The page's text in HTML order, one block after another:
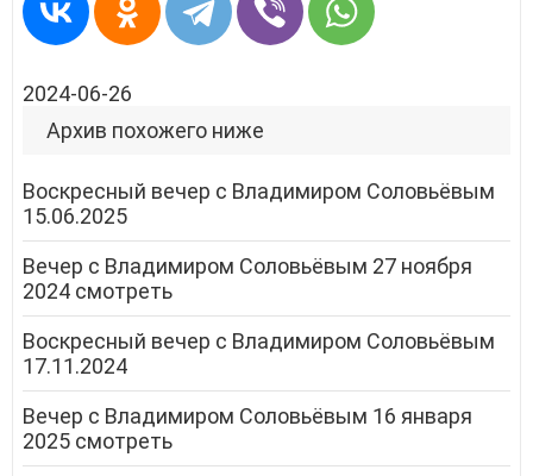
2024-06-26
Архив похожего ниже
Воскресный вечер с Владимиром Соловьёвым
15.06.2025
Вечер с Владимиром Соловьёвым 27 ноября
2024 смотреть
Воскресный вечер с Владимиром Соловьёвым
17.11.2024
Вечер с Владимиром Соловьёвым 16 января
2025 смотреть